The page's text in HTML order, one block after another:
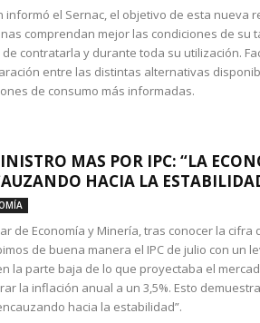
informó el Sernac, el objetivo de esta nueva
comprendan mejor las condiciones de su
contratarla y durante toda su utilización.
entre las distintas alternativas
de consumo más informadas.
MAS POR IPC: “LA
HACIA LA
de Economía y Minería, tras conocer la cifra
de buena manera el IPC de julio con un
la parte baja de lo que proyectaba el
la inflación anual a un 3,5%. Esto
hacia la estabilidad”.